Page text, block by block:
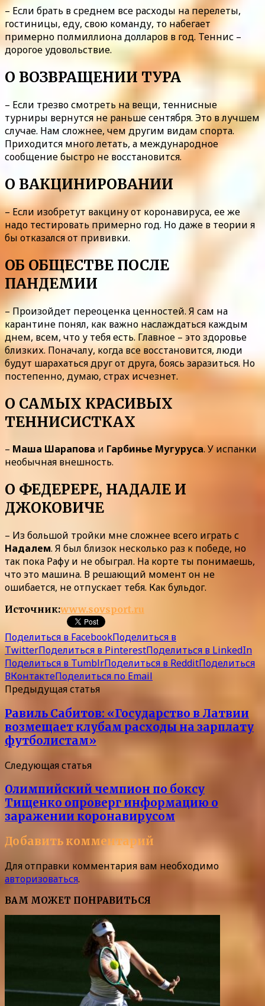
– Если брать в среднем все расходы на перелеты,
гостиницы, еду, свою команду, то набегает
примерно полмиллиона долларов в год. Теннис –
дорогое удовольствие.
О ВОЗВРАЩЕНИИ ТУРА
– Если трезво смотреть на вещи, теннисные
турниры вернутся не раньше сентября. Это в лучшем
случае. Нам сложнее, чем другим видам спорта.
Приходится много летать, а международное
сообщение быстро не восстановится.
О ВАКЦИНИРОВАНИИ
– Если изобретут вакцину от коронавируса, ее же
надо тестировать примерно год. Но даже в теории я
бы отказался от прививки.
ОБ ОБЩЕСТВЕ ПОСЛЕ
ПАНДЕМИИ
– Произойдет переоценка ценностей. Я сам на
карантине понял, как важно наслаждаться каждым
днем, всем, что у тебя есть. Главное – это здоровье
близких. Поначалу, когда все восстановится, люди
будут шарахаться друг от друга, боясь заразиться. Но
постепенно, думаю, страх исчезнет.
О САМЫХ КРАСИВЫХ
ТЕННИСИСТКАХ
– Маша Шарапова и Гарбинье Мугуруса. У испанки
необычная внешность.
О ФЕДЕРЕРЕ, НАДАЛЕ И
ДЖОКОВИЧЕ
– Из большой тройки мне сложнее всего играть с
Надалем. Я был близок несколько раз к победе, но
так пока Рафу и не обыграл. На корте ты понимаешь,
что это машина. В решающий момент он не
ошибается, не отпускает тебя. Как бульдог.
Источник:www.sovsport.ru
Поделиться в FacebookПоделиться в
TwitterПоделиться в PinterestПоделиться в LinkedIn
Поделиться в TumblrПоделиться в RedditПоделиться
ВКонтактеПоделиться по Email
Предыдущая статья
Равиль Сабитов: «Государство в Латвии
возмещает клубам расходы на зарплату
футболистам»
Следующая статья
Олимпийский чемпион по боксу
Тищенко опроверг информацию о
заражении коронавирусом
Добавить комментарий
Для отправки комментария вам необходимо
авторизоваться.
ВАМ МОЖЕТ ПОНРАВИТЬСЯ